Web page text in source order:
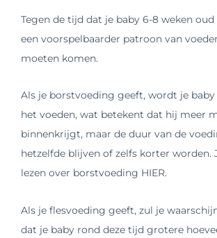
Tegen de tijd dat je baby 6-8 weken oud
een voorspelbaarder patroon van
moeten komen.
Als je borstvoeding geeft, wordt je
het voeden, wat betekent dat hij meer
binnenkrijgt, maar de duur van de
hetzelfde blijven of zelfs korter worden.
lezen over borstvoeding HIER.
Als je flesvoeding geeft, zul je
dat je baby rond deze tijd grotere